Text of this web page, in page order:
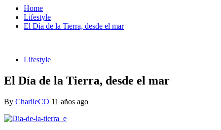
Home
Lifestyle
El Día de la Tierra, desde el mar
Lifestyle
El Día de la Tierra, desde el mar
By CharlieCO 11 años ago